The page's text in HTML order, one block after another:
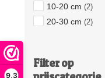
9,3
10-20 cm (2)
20-30 cm (2)
Filter op